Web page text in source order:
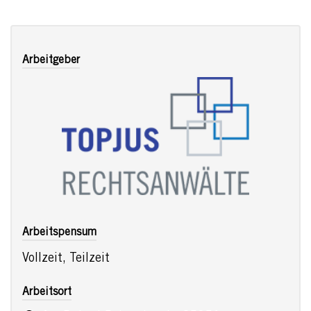
Arbeitgeber
Arbeitspensum
Vollzeit, Teilzeit
Arbeitsort